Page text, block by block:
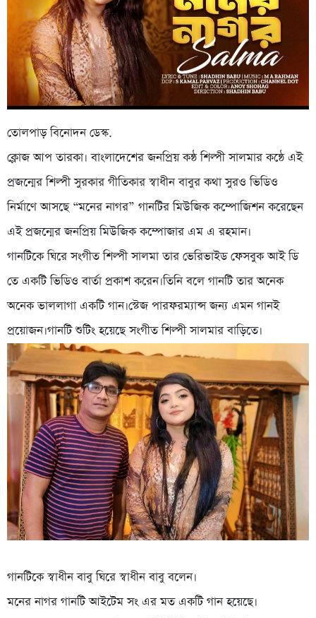
তোলপাড় বিনোদন ডেস্ক.
ক্লোজ আপ তারকা। বাংলাদেশের জনপ্রিয় কন্ঠ শিল্পী সালমার কন্ঠে এই
প্রজন্মের শিল্পী সুরকার গীতিকার স্বাধীন বাবুর কথা সুরও ভিডিও
নির্মাণে আসছে “মনের নাগর” গানটির মিউজিক কম্পোজিশন করেছেন
এই প্রজন্মের জনপ্রিয় মিউজিক কম্পোজার এম এ রহমান।
গানটিকে ঘিরে সংগীত শিল্পী সালমা তার ভেরিভাইড ফেসবুক আই ডি
তে একটি ভিডিও বার্তা প্রকাশ করেন।তিনি বলে গানটি তার অনেক
অনেক ভাললাগা একটি গান।স্টেজ পারফরম্যান্স জন্য এমন গানই
প্রয়োজন।গানটি শুটিং হয়েছে সংগীত শিল্পী সালমার বাড়িতে।
গানটিকে স্বাধীন বাবু ঘিরে স্বাধীন বাবু বলেন।
মনের নাগর গানটি আইটেম সং এর মত একটি গান হয়েছে।